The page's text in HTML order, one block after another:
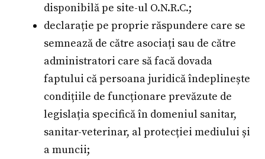
disponibilă pe site-ul O.N.R.C.;
declarație pe proprie răspundere care se
semnează de către asociați sau de către
administratori care să facă dovada
faptului că persoana juridică îndeplinește
condițiile de funcționare prevăzute de
legislația specifică în domeniul sanitar,
sanitar-veterinar, al protecției mediului și
a muncii;